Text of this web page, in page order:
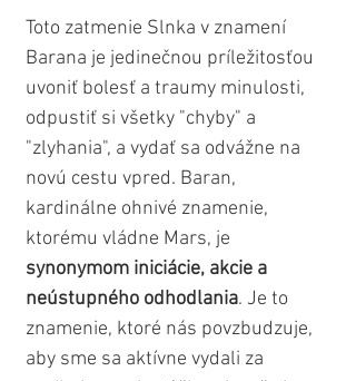
Toto zatmenie Slnka v znamení
Barana je jedinečnou príležitosťou
uvoniť bolesť a traumy minulosti,
odpustiť si všetky "chyby" a
"zlyhania", a vydať sa odvážne na
novú cestu vpred. Baran,
kardinálne ohnivé znamenie,
ktorému vládne Mars, je
synonymom iniciácie, akcie a
neústupného odhodlania. Je to
znamenie, ktoré nás povzbudzuje,
aby sme sa aktívne vydali za